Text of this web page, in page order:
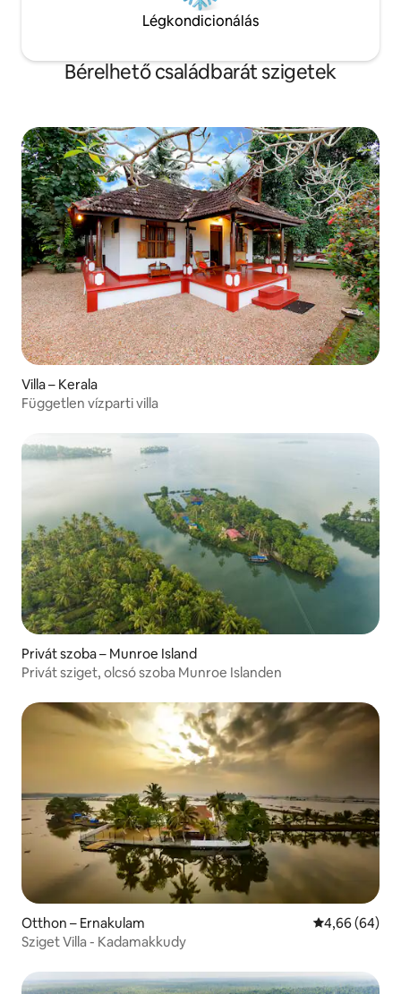
Légkondicionálás
Bérelhető családbarát szigetek
Villa – Kerala
Független vízparti villa
Privát szoba – Munroe Island
Privát sziget, olcsó szoba Munroe Islanden
Otthon – Ernakulam Átlagos
4,66 (64)
Sziget Villa - Kadamakkudy